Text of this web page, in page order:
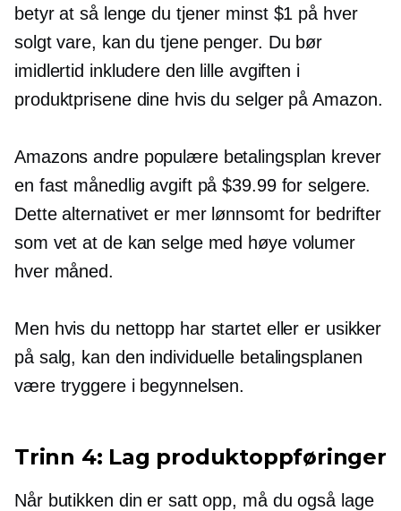
betyr at så lenge du tjener minst $1 på hver
solgt vare, kan du tjene penger. Du bør
imidlertid inkludere den lille avgiften i
produktprisene dine hvis du selger på Amazon.
Amazons andre populære betalingsplan krever
en fast månedlig avgift på $39.99 for selgere.
Dette alternativet er mer lønnsomt for bedrifter
som vet at de kan selge med høye volumer
hver måned.
Men hvis du nettopp har startet eller er usikker
på salg, kan den individuelle betalingsplanen
være tryggere i begynnelsen.
Trinn 4: Lag produktoppføringer
Når butikken din er satt opp, må du også lage